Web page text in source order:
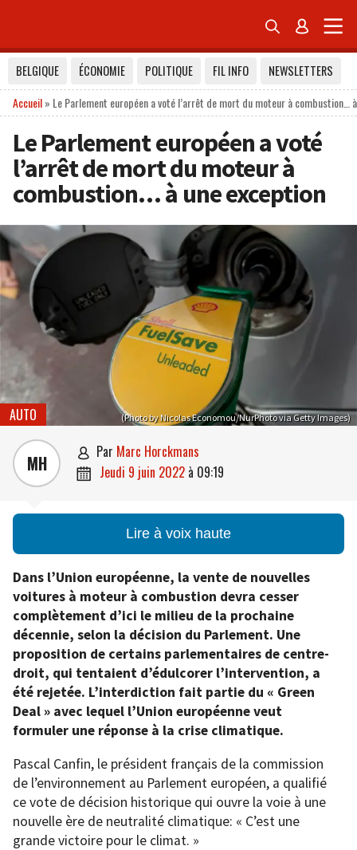
 
BELGIQUE ÉCONOMIE POLITIQUE FIL INFO
NEWSLETTERS
Accueil» Le Parlement européen a voté l’arrêt de mort du moteur à combustion…
Le Parlement européen a voté
l’arrêt de mort du moteur à
combustion… à une exception
(Photo by Nicolas Economou/NurPhoto via Getty Images)
AUTO
MH  par Marc Horckmans
 jeudi 9 juin 2022 à 09:19
Lire à voix haute
Dans l’Union européenne, la vente de nouvelles
voitures à moteur à combustion devra cesser
complètement d’ici le milieu de la prochaine
décennie, selon la décision du Parlement. Une
proposition de certains parlementaires de centre-
droit, qui tentaient d’édulcorer l’intervention, a
été rejetée. L’interdiction fait partie du « Green
Deal » avec lequel l’Union européenne veut
formuler une réponse à la crise climatique.
Pascal Canfin, le président français de la commission
de l’environnement au Parlement européen, a qualifié
ce vote de décision historique qui ouvre la voie à une
nouvelle ère de neutralité climatique: « C’est une
grande victoire pour le climat. »